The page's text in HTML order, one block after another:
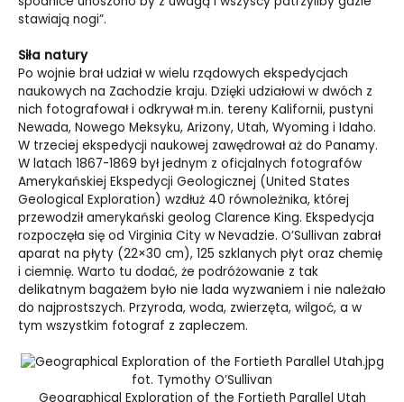
stawiają nogi”.
Siła natury
Po wojnie brał udział w wielu rządowych ekspedycjach
naukowych na Zachodzie kraju. Dzięki udziałowi w dwóch z
nich fotografował i odkrywał m.in. tereny Kalifornii, pustyni
Newada, Nowego Meksyku, Arizony, Utah, Wyoming i Idaho.
W trzeciej ekspedycji naukowej zawędrował aż do Panamy.
W latach 1867-1869 był jednym z oficjalnych fotografów
Amerykańskiej Ekspedycji Geologicznej (United States
Geological Exploration) wzdłuż 40 równoleżnika, której
przewodził amerykański geolog Clarence King. Ekspedycja
rozpoczęła się od Virginia City w Nevadzie. O’Sullivan zabrał
aparat na płyty (22×30 cm), 125 szklanych płyt oraz chemię
i ciemnię. Warto tu dodać, że podróżowanie z tak
delikatnym bagażem było nie lada wyzwaniem i nie należało
do najprostszych. Przyroda, woda, zwierzęta, wilgoć, a w
tym wszystkim fotograf z zapleczem.
fot. Tymothy O’Sullivan
Geographical Exploration of the Fortieth Parallel Utah